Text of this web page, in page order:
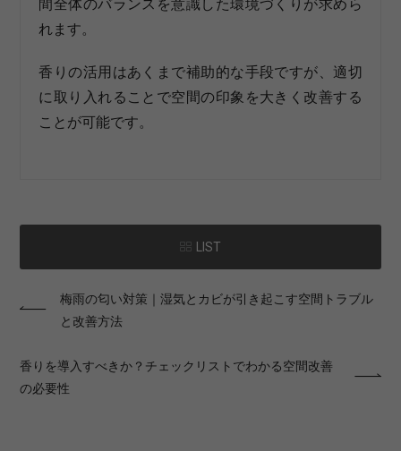
れます。
香りの活用はあくまで補助的な手段ですが、適切
に取り入れることで空間の印象を大きく改善する
ことが可能です。
梅雨の匂い対策｜湿気とカビが引き起こす空間トラブル
と改善方法
LIST
香りを導入すべきか？チェックリストでわかる空間改善
の必要性